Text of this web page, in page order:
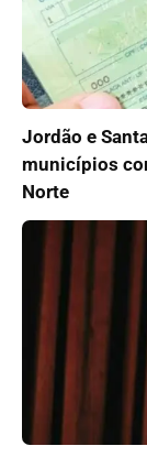
Jordão e
municípios
Norte